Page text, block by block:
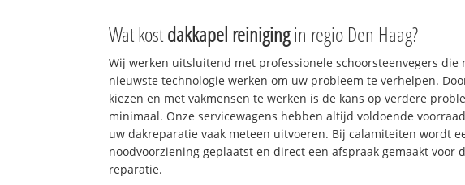
Wat kostdakkapel reinigingin regio Den Haag?
Wij werken uitsluitend met professionele schoorsteenvegers die
nieuwste technologie werken om uw probleem te verhelpen.
kiezen en met vakmensen te werken is de kans op verdere
minimaal. Onze servicewagens hebben altijd voldoende
uw dakreparatie vaak meteen uitvoeren. Bij calamiteiten wordt
noodvoorziening geplaatst en direct een afspraak gemaakt voor
reparatie.